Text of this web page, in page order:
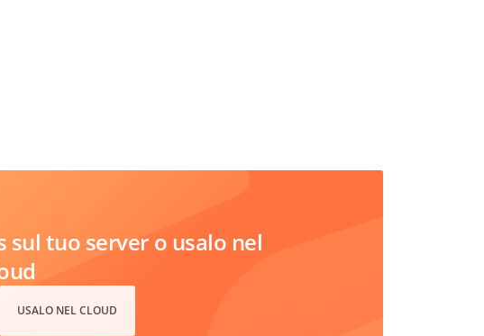
sul tuo server o usalo nel
USALO NEL CLOUD